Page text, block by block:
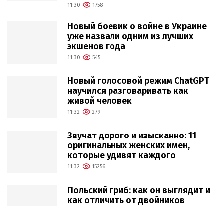
11:30 1758
Новый боевик о войне в Украине
уже назвали одним из лучших
экшенов года
11:30 545
Новый голосовой режим ChatGPT
научился разговаривать как
живой человек
11:32 279
Звучат дорого и изысканно: 11
оригинальных женских имен,
которые удивят каждого
11:32 15256
Польский гриб: как он выглядит и
как отличить от двойников